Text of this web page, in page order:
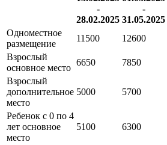
-
28.02.2025
-
31.05.2025
Одноместное
размещение
11500 12600
Взрослый
основное место
6650 7850
Взрослый
дополнительное
место
5000 5700
Ребенок с 0 по 4
лет основное
место
5100 6300